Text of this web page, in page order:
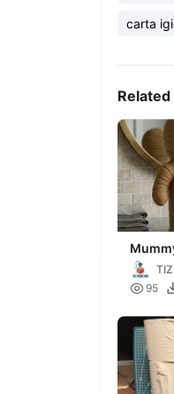
carta
 95